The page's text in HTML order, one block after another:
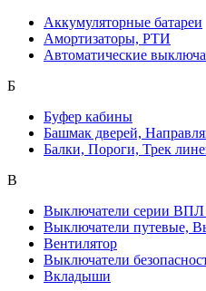
Аккумуляторные батареи
Амортизаторы, РТИ
Автоматические
Б
Буфер кабины
Башмак дверей,
Балки, Пороги, Трек
В
Выключатели серии
Выключатели путевые,
Вентилятор
Выключатели
Вкладыши